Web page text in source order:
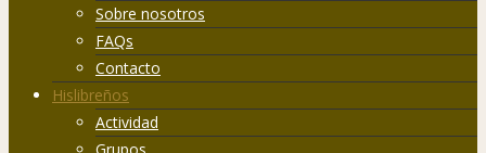
Sobre nosotros
FAQs
Contacto
Hislibreños
Actividad